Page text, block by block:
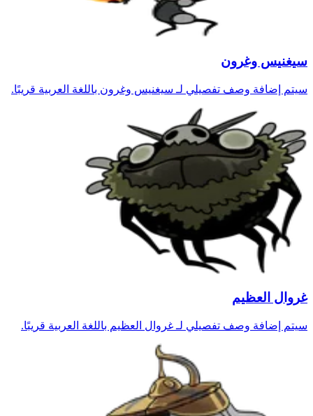
سيغنيس وغرون
سيتم إضافة وصف تفصيلي لـ سيغنيس وغرون باللغة العربية قريبًا.
غروال العظيم
سيتم إضافة وصف تفصيلي لـ غروال العظيم باللغة العربية قريبًا.